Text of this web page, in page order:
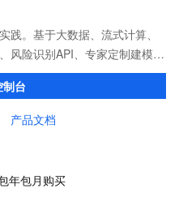
践。基于大数据、流式计算、
风险识别API、专家定制建模等
户注册、运营活动、交易、信
题。
制台
产品文档
年包月购买